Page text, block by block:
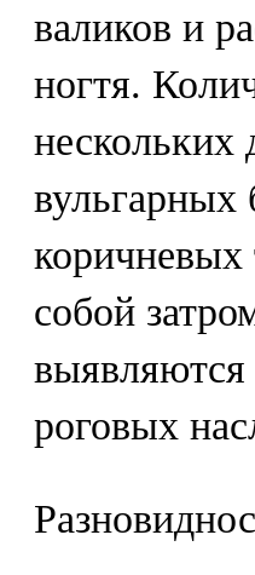
валиков и
ногтя.
нескольких
вульгарных
коричневых
собой
выявляются
роговых